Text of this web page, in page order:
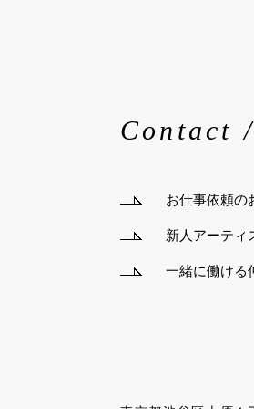
Contact
お仕事依頼の
新人アーテ
一緒に働ける